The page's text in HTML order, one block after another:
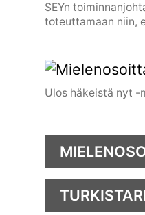
SEYn
toteuttamaan niin,
Ulos häkeistä nyt -